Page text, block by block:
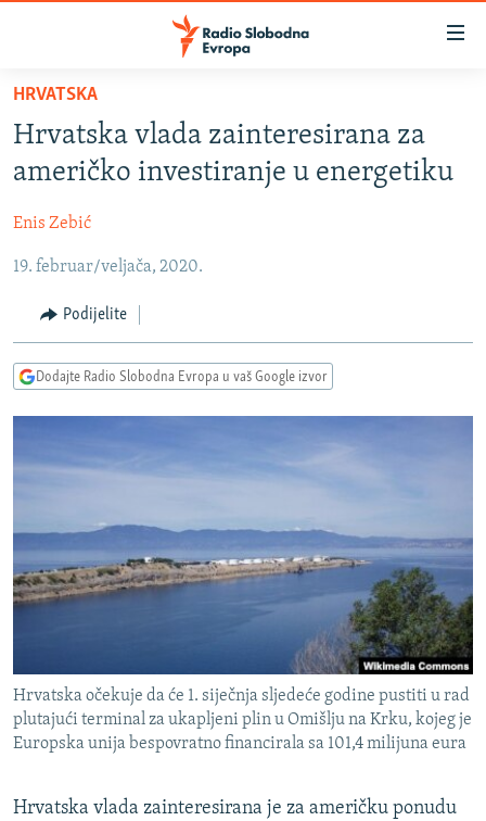
Pređite
glavni
sadržaj
na
navigaciju
Pređite
pretragu
BOSNA I HERCEGOVINA
KOSOVO
CRNA GORA
VIZUELNO
FOTOGALERIJE
PODCASTI
RAT U UKRAJINI
RSE PRIČE IZ SVIJETA
DNEVNO@RSE
SPECIJALI RSE
POPLAVE I KLIZIŠTA U BIH 2024.
TV LIBERTY
Sve RFE/RL stranice
HRVATSKA
Hrvatska vlada zainteresirana za
američko investiranje u energetiku
Enis Zebić
19. februar/veljača, 2020.
Podijelite
Dodajte Radio Slobodna Evropa u vaš Google izvor
Hrvatska očekuje da će 1. siječnja sljedeće godine pustiti u rad
plutajući terminal za ukapljeni plin u Omišlju na Krku, kojeg je
Europska unija bespovratno financirala sa 101,4 milijuna eura
Hrvatska vlada zainteresirana je za američku ponudu